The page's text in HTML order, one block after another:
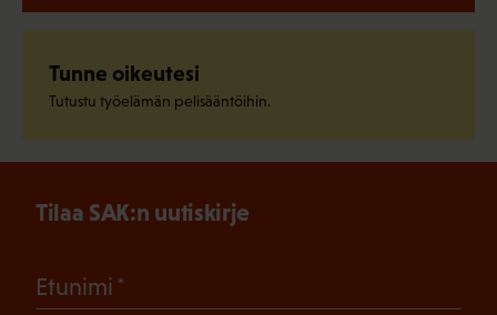
Tunne oikeutesi
Tutustu työelämän pelisääntöihin.
Tilaa SAK:n uutiskirje
Etunimi